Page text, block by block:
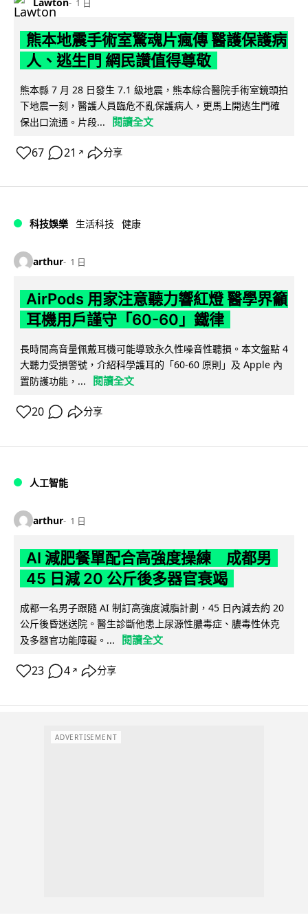
熊本地震手術室驚魂片瘋傳 醫護保護病
人、逃生門 網民讚值得尊敬
熊本縣 7 月 28 日發生 7.1 級地震，熊本綜合醫院手術室鏡頭拍
下地震一刻，醫護人員臨危不亂保護病人，更馬上開逃生門確
保出口流通。片段...
閱讀全文
67 21 ↗ 分享
科技娛樂 生活科技 健康
arthur 1 日
AirPods 用家注意聽力響紅燈 醫學界籲
耳機用戶謹守「60-60」鐵律
長時間高音量佩戴耳機可能導致永久性噪音性聽損。本文盤點 4
大聽力受損警號，介紹科學護耳的「60-60 原則」及 Apple 內
置防護功能，...
閱讀全文
20 分享
人工智能
arthur 1 日
AI 減肥餐單配合高強度操練 成都男
45 日減 20 公斤後多器官衰竭
成都一名男子跟隨 AI 制訂高強度減脂計劃，45 日內減去約 20
公斤後昏迷送院。醫生診斷他患上尿源性膿毒症、膿毒性休克
及多器官功能障礙。...
閱讀全文
23 4 ↗ 分享
ADVERTISEMENT